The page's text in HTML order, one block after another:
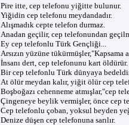
Pire itte, cep telefonu yiğitte bulunur.
Yiğidin cep telefonu meydandadır.
Alışmadık cepte telefon durmaz.
Anadan geçilir, cep telefonundan
Ey cep telefonlu Türk Gençliği...
Arsızın yüzüne tükürmüşler,"Kapsama
İnsanı dert, cep telefonunu kart öldürür.
Bir cep telefonlu Türk dünyaya
At ölür meydan kalır, yiğit ölür cep
Boşboğazı cehenneme atmışlar,"cep
Çingeneye beylik vermişler, önce cep
Cep telefonlu çoban, yoksul beyden
Denize düşen cep telefonuna sarılır.